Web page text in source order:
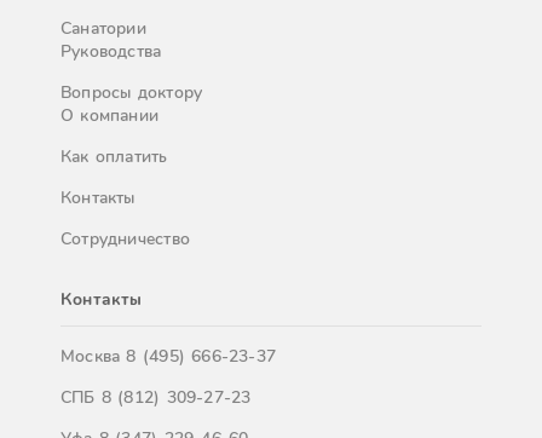
Санатории
Руководства
Вопросы доктору
О компании
Как оплатить
Контакты
Сотрудничество
Контакты
Москва8 (495) 666-23-37
СПБ 8 (812) 309-27-23